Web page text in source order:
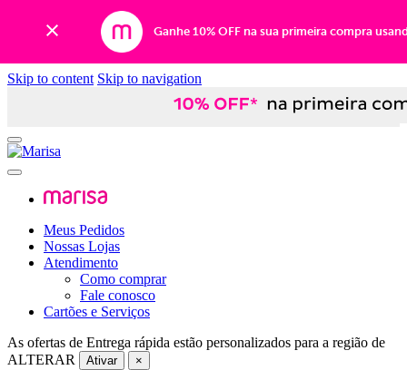
Ganhe 10% OFF na sua primeira compra
Skip to content Skip to navigation
Meus Pedidos
Nossas Lojas
Atendimento
Como comprar
Fale conosco
Cartões e Serviços
As ofertas de Entrega rápida estão personalizados para a região de
ALTERAR
Ativar ×